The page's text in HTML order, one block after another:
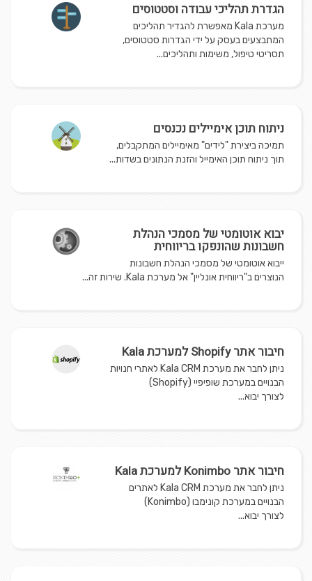
הגדרת תהליכי עבודה וסטטוסים
מערכת Kala מאפשרת להגדיר תהליכים
המתבצעים בעסק על ידי הגדרות סטטוסים,
תסריטי טיפול, משימות ותהליכים...
ניתוח תוכן אימיילים נכנסים
תמיכה ביצירת "לידים" מאימיילים המתקבלים,
תוך ניתוח תוכן האימייל והזנת הנתונים בשדות...
יבוא אוטומטי של מסמכי הנהלת
חשבונות שהונפקו בריווחית
ייבוא אוטומטי של מסמכי הנהלת חשבונות
הנוצרים ב"ריווחית אונליין" אל מערכת Kala. שירות זה...
חיבור אתר Shopify למערכת Kala
ניתן לחבר את מערכת Kala CRM לאתרי חנויות
הבנויים במערכת שופיפיי (Shopify)
לצורך יבוא...
חיבור אתר Konimbo למערכת Kala
ניתן לחבר את מערכת Kala CRM לאתרים
הבנויים במערכת קונימבו (Konimbo)
לצורך יבוא...